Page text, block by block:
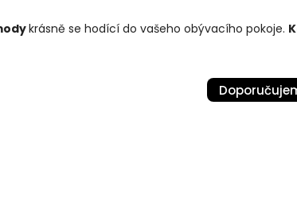
a
Textílie skladem
krásně se hodící do vašeho obývacího pokoje.